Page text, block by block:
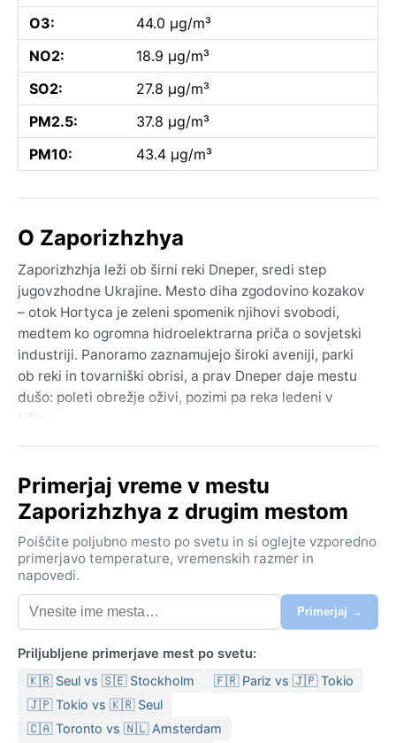
O3:
44.0 µg/m³
NO2:
18.9 µg/m³
SO2:
27.8 µg/m³
PM2.5:
37.8 µg/m³
PM10:
43.4 µg/m³
O Zaporizhzhya
Zaporizhzhja leži ob širni reki Dneper, sredi step
jugovzhodne Ukrajine. Mesto diha zgodovino kozakov
– otok Hortyca je zeleni spomenik njihovi svobodi,
medtem ko ogromna hidroelektrarna priča o sovjetski
industriji. Panoramo zaznamujejo široki aveniji, parki
ob reki in tovarniški obrisi, a prav Dneper daje mestu
dušo: poleti obrežje oživi, pozimi pa reka ledeni v
tišino.
Podnebje je po Köppnu Dfa – celinsko z vročimi poletji
30 °C, zrak pa je zaradi vlage iz reke soparen. Zime so
trde: januarja temperatura pade pod –5 °C, sneg
pogosto pobeli ulice, ledeni vetrovi pa silijo v tople
plasti. Pomlad in jesen sta kratki, a prijetni – aprila in
oktobra se temperature gibljejo okoli 10–15 °C.
Vlažnost je precejšnja vse leto, zato so poletne
nevihte pogoste, pozimi pa megla ob Dnepru včasih
poletnih mesecih lahka oblačila in dežnik, pozimi pa
topla zimska jakna, kapa in nepremočljivi čevlji.
Najboljši čas za obisk sta pozna pomlad (maj–junij) in
zgodnja jesen (september–oktober), ko so
Primerjaj vreme v mestu
Zaporizhzhya z drugim mestom
Poiščite poljubno mesto po svetu in si oglejte vzporedno
primerjavo temperature, vremenskih razmer in
napovedi.
Primerjaj →
Priljubljene primerjave mest po svetu:
🇰🇷 Seul vs 🇸🇪 Stockholm
🇫🇷 Pariz vs 🇯🇵 Tokio
🇯🇵 Tokio vs 🇰🇷 Seul
🇨🇦 Toronto vs 🇳🇱 Amsterdam